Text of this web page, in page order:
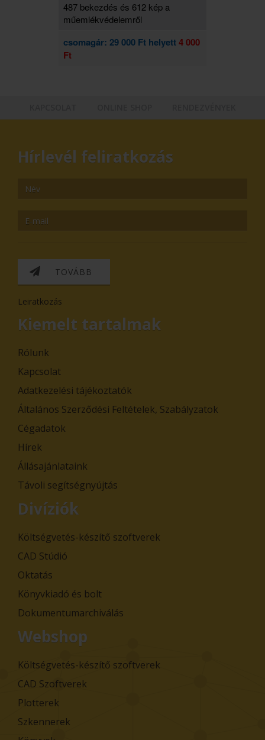
487 bekezdés és 612 kép a
műemlékvédelemről
csomagár: 29 000 Ft helyett4 000
Ft
Hírlevél feliratkozás
TOVÁBB
Leiratkozás
Kiemelt tartalmak
Rólunk
Kapcsolat
Adatkezelési tájékoztatók
Általános Szerződési Feltételek, Szabályzatok
Cégadatok
Hírek
Állásajánlataink
Távoli segítségnyújtás
Divíziók
Költségvetés-készítő szoftverek
CAD Stúdió
Oktatás
Könyvkiadó és bolt
Dokumentumarchiválás
Webshop
Költségvetés-készítő szoftverek
CAD Szoftverek
Plotterek
Szkennerek